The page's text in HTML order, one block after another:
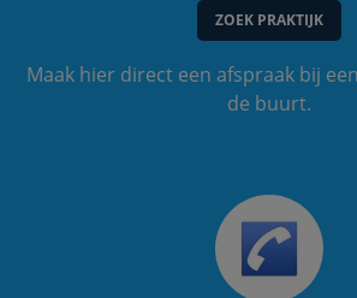
ZOEK PRAKTIJK
Maak hier direct een afspraak bij
de buurt.